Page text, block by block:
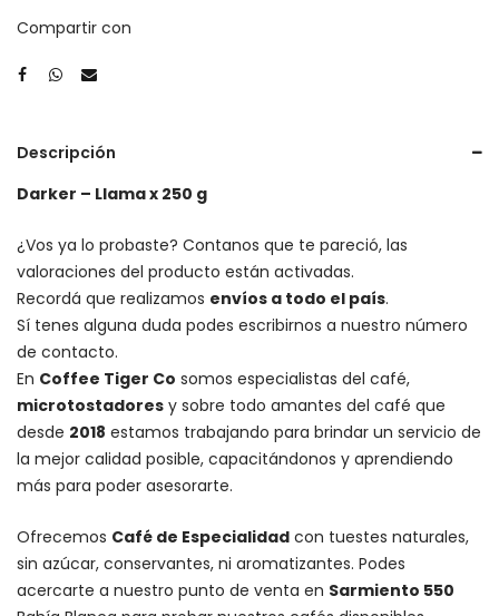
Compartir con
Descripción
Darker – Llama x 250 g
¿Vos ya lo probaste? Contanos que te pareció, las
valoraciones del producto están activadas.
Recordá que realizamos envíos a todo el país.
Sí tenes alguna duda podes escribirnos a nuestro número
de contacto.
En Coffee Tiger Co somos especialistas del café,
microtostadores y sobre todo amantes del café que
desde 2018 estamos trabajando para brindar un servicio de
la mejor calidad posible, capacitándonos y aprendiendo
más para poder asesorarte.
Ofrecemos Café de Especialidad con tuestes naturales,
sin azúcar, conservantes, ni aromatizantes. Podes
acercarte a nuestro punto de venta en Sarmiento 550